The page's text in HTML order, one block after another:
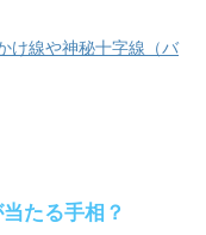
け線や神秘十字線（バ
たる手相？